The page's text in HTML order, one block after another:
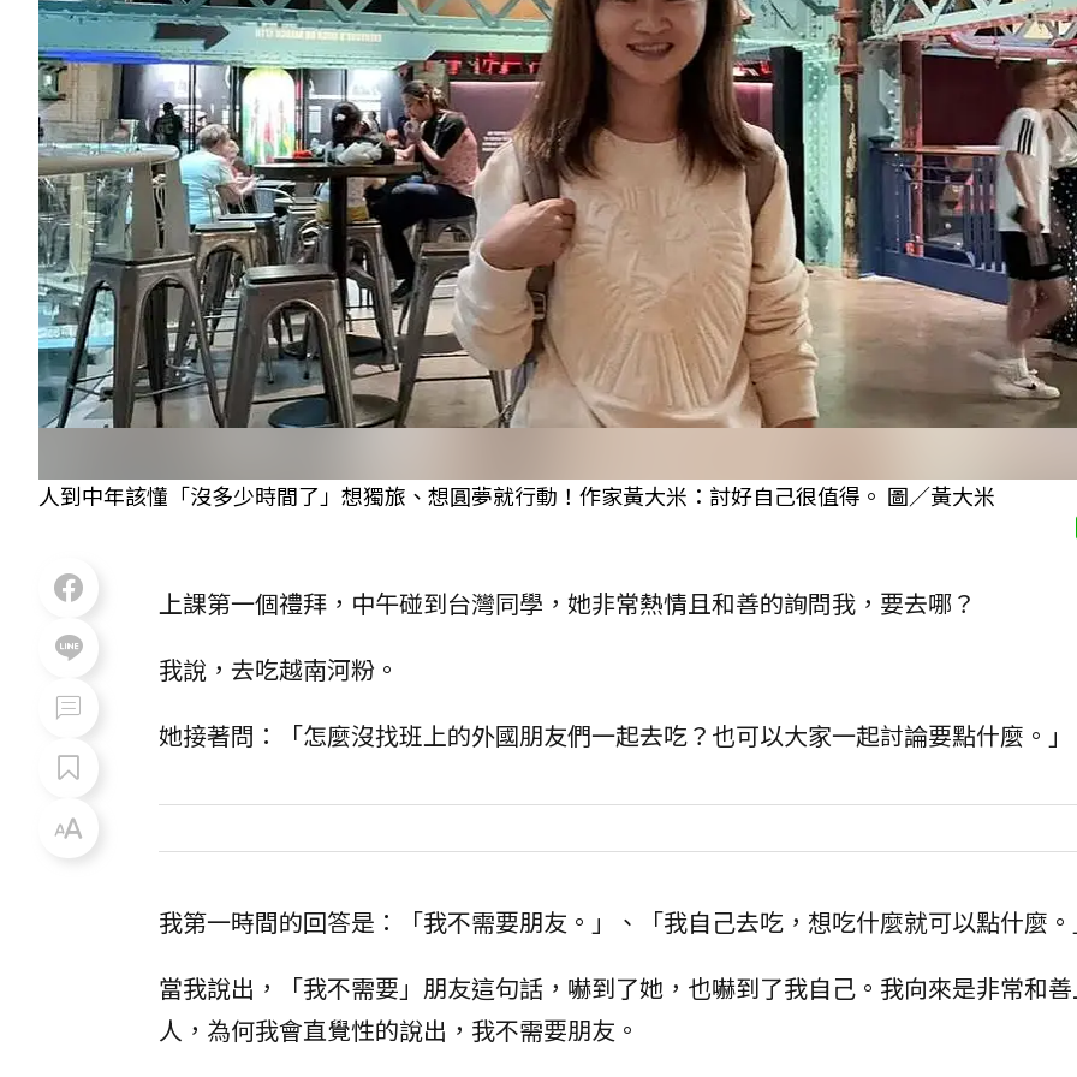
人到中年該懂「沒多少時間了」想獨旅、想圓夢就行動！作家黃大米：討好自己很值得。 圖／黃大米
上課第一個禮拜，中午碰到台灣同學，她非常熱情且和善的詢問我，要去哪？
我說，去吃越南河粉。
她接著問：「怎麼沒找班上的外國朋友們一起去吃？也可以大家一起討論要點什麼。」
我第一時間的回答是：「我不需要朋友。」、「我自己去吃，想吃什麼就可以點什麼。
當我說出，「我不需要」朋友這句話，嚇到了她，也嚇到了我自己。我向來是非常和
人，為何我會直覺性的說出，我不需要朋友。